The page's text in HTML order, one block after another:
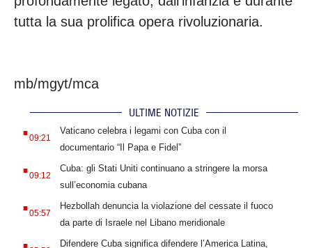
tutta la sua prolifica opera rivoluzionaria.
mb/mgyt/mca
ULTIME NOTIZIE
.09:21
Vaticano celebra i legami con Cuba con il
documentario “Il Papa e Fidel”
.09:12
Cuba: gli Stati Uniti continuano a stringere la morsa
sull’economia cubana
.05:57
Hezbollah denuncia la violazione del cessate il fuoco
da parte di Israele nel Libano meridionale
.
Difendere Cuba significa difendere l’America Latina,